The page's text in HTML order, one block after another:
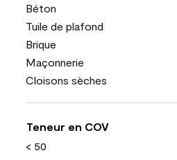
Béton
Tuile de plafond
Brique
Maçonnerie
Cloisons sèches
Teneur en COV
< 50